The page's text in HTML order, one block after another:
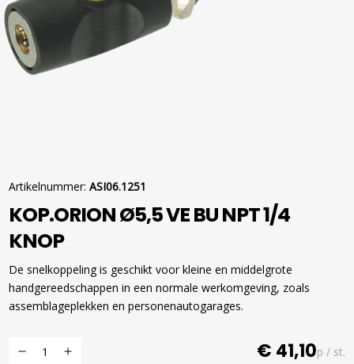
Artikelnummer: ASI06.1251
KOP.ORION Ø5,5 VE BU NPT 1/4
KNOP
De snelkoppeling is geschikt voor kleine en middelgrote
handgereedschappen in een normale werkomgeving, zoals
assemblageplekken en personenautogarages.
€ 41,10p / st.